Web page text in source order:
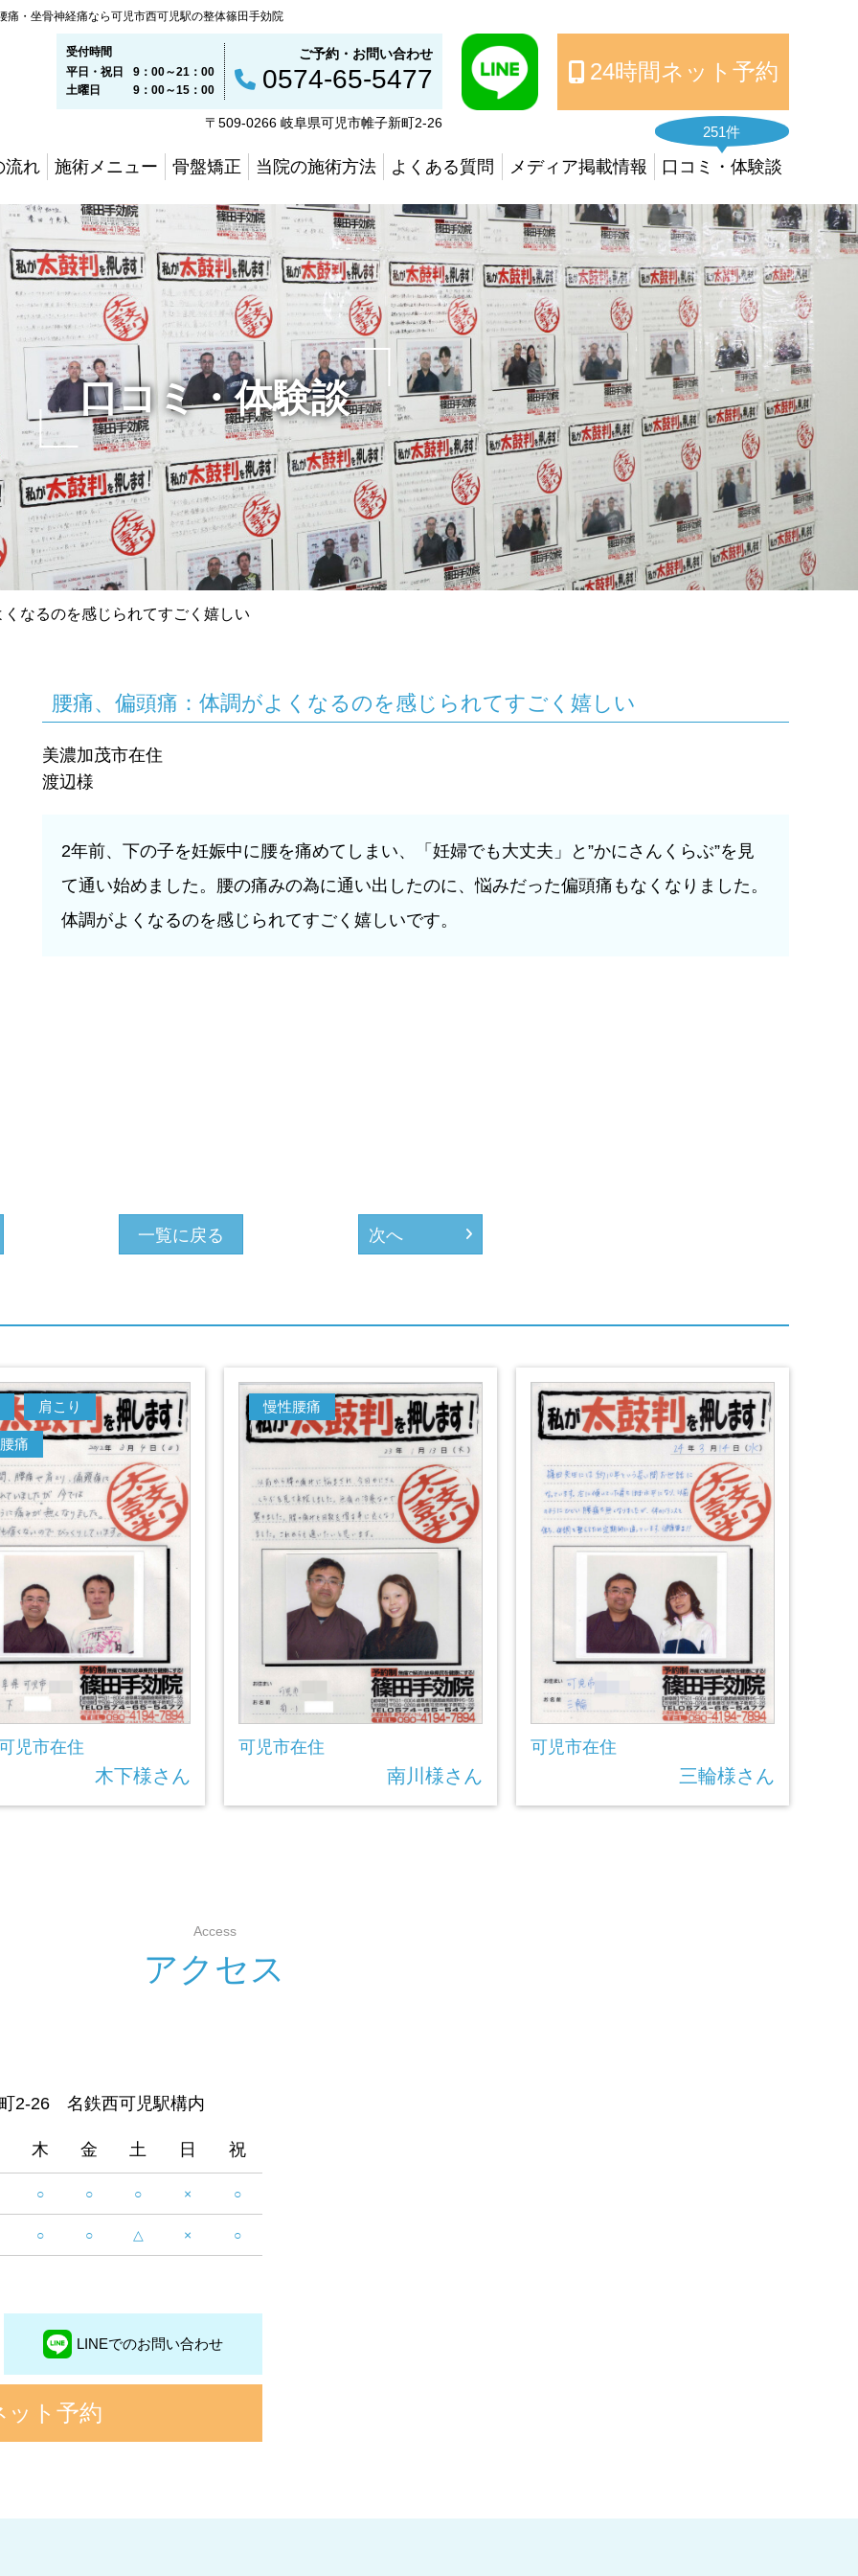
・坐骨神経痛なら可児市西可児駅の整体篠田手効院
受付時間
平日・祝日
9：00～21：00
土曜日
9：00～15：00
ご予約・お問い合わせ
0574-65-5477
〒509-0266 岐阜県可児市帷子新町2-26
24時間ネット予約
流れ 施術メニュー 骨盤矯正 当院の施術方法 よくある質問 メディア掲載情報
251件
口コミ・体験談
口コミ・体験談
なるのを感じられてすごく嬉しい
腰痛、 偏頭痛 ： 体調がよ く な るのを感 じ ら れてすご く 嬉し い
美濃加茂市在住
渡辺様
2年前、下の子を妊娠中に腰を痛めてしまい、「妊婦でも大丈夫」と”かにさんくらぶ”を見
て通い始めました。腰の痛みの為に通い出したのに、悩みだった偏頭痛もなくなりました。
体調がよくなるのを感じられてすごく嬉しいです。
一覧に戻る 次へ
肩こり
痛
児市在住
木下様さん
慢性腰痛
可児市在住
南川様さん
可児市在住
三輪様さん
Access
アク セ ス
2-26 名鉄西可児駅構内
木 金 土 日 祝
○ ○ ○ × ○
○ ○ △ × ○
LINEでのお問い合わせ
ット予約